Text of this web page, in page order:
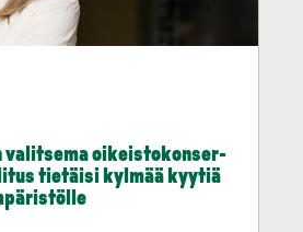
valitsema oikeisto­kon­ser­
tietäisi kylmää kyytiä